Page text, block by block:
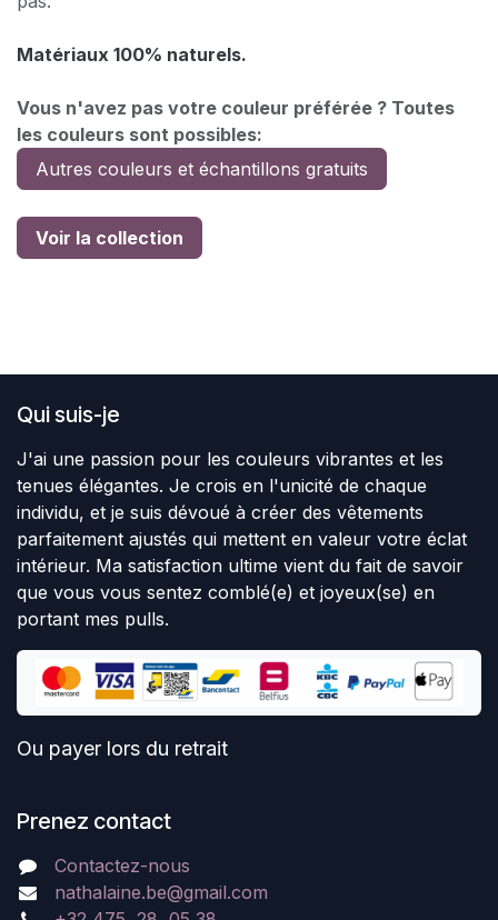
Matériaux 100% naturels.
Vous n'avez pas votre couleur préférée ? Toutes
les couleurs sont possibles:
Autres couleurs et échantillons gratuits
Voir la collection
Qui suis-je
J'ai une passion pour les couleurs vibrantes et les
tenues élégantes. Je crois en l'unicité de chaque
individu, et je suis dévoué à créer des vêtements
parfaitement ajustés qui mettent en valeur votre éclat
intérieur. Ma satisfaction ultime vient du fait de savoir
que vous vous sentez comblé(e) et joyeux(se) en
portant mes pulls.
Ou payer lors du retrait
Prenez contact
Contactez-nous
nathalaine.be@gmail.com